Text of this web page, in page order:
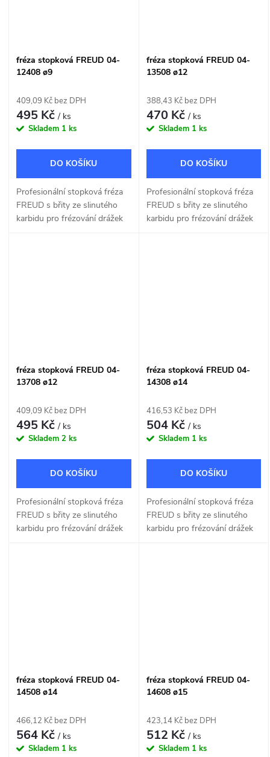
fréza stopková FREUD 04-
12408 ø9
409,09 Kč bez DPH
495 Kč/ ks
Skladem 1 ks
DO KOŠÍKU
Profesionální stopková fréza
FREUD s břity ze slinutého
karbidu pro frézování drážek
fréza stopková FREUD 04-
13508 ø12
388,43 Kč bez DPH
470 Kč/ ks
Skladem 1 ks
DO KOŠÍKU
Profesionální stopková fréza
FREUD s břity ze slinutého
karbidu pro frézování drážek
fréza stopková FREUD 04-
13708 ø12
409,09 Kč bez DPH
495 Kč/ ks
Skladem 2 ks
DO KOŠÍKU
Profesionální stopková fréza
FREUD s břity ze slinutého
karbidu pro frézování drážek
fréza stopková FREUD 04-
14308 ø14
416,53 Kč bez DPH
504 Kč/ ks
Skladem 1 ks
DO KOŠÍKU
Profesionální stopková fréza
FREUD s břity ze slinutého
karbidu pro frézování drážek
fréza stopková FREUD 04-
14508 ø14
466,12 Kč bez DPH
564 Kč/ ks
Skladem 1 ks
fréza stopková FREUD 04-
14608 ø15
423,14 Kč bez DPH
512 Kč/ ks
Skladem 1 ks